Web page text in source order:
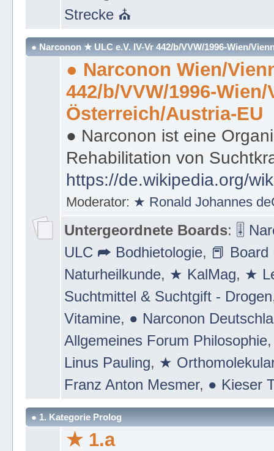
Strecke ⛪
● Narconon ★ ULC e.V. IV-Vr 442/b/VVW/1996-Wien/
● Narconon Wien/
442/b/VVW/1996-Wien/
Österreich/Austria-EU
● Narconon ist eine
Rehabilitation von
https://de.wikipedia.org/
Moderator: ★ Ronald Johannes
Untergeordnete Boards: 🎚
ULC ➦ Bodhietologie, 📕
Naturheilkunde, ★ KalMag, ★
Suchtmittel & Suchtgift - Drogen
Vitamine, ● Narconon
Allgemeines Forum Philosophie
Linus Pauling, ★
Franz Anton Mesmer, ● Kieser
● 1. Kategorie Prolog
★ 1.a